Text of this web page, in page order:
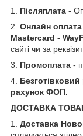
1. Післяплата -
2. Онлайн
Mastercard -
сайті чи за
3. Промоплата -
4.
рахунок ФОП.
ДОСТАВКА
1.
Доставка